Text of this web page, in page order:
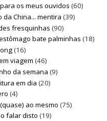
os meus ouvidos (60)
da China... mentira (39)
fresquinhas (90)
bate palminhas (18)
(16)
viagem (46)
da semana (9)
em dia (20)
(4)
ao mesmo (75)
falar disto (19)